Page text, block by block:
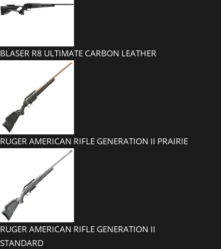
BLASER R8 ULTIMATE CARBON LEATHER
RUGER AMERICAN RIFLE GENERATION II PRAIRIE
RUGER AMERICAN RIFLE GENERATION II
STANDARD